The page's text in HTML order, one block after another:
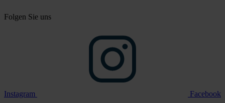
Folgen Sie uns
Instagram Facebook